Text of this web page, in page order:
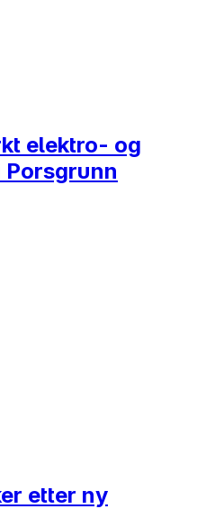
elektro- og
etter ny